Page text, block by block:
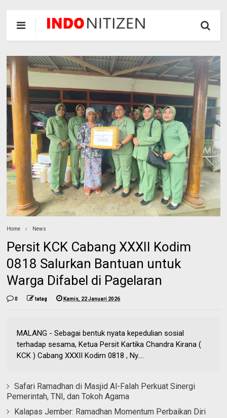
Home News
Persit KCK Cabang XXXII Kodim
0818 Salurkan Bantuan untuk
Warga Difabel di Pagelaran
0 tatag Kamis, 22 Januari 2026
MALANG - Sebagai bentuk nyata kepedulian sosial
terhadap sesama, Ketua Persit Kartika Chandra Kirana (
KCK ) Cabang XXXII Kodim 0818 , Ny....
Safari Ramadhan di Masjid Al-Falah Perkuat Sinergi
Pemerintah, TNI, dan Tokoh Agama
Kalapas Jember: Ramadhan Momentum Perbaikan Diri